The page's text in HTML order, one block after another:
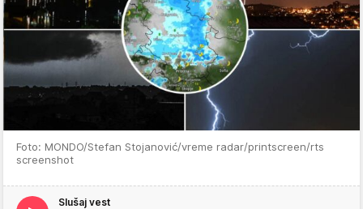
Foto: MONDO/Stefan Stojanović/vreme radar/printscreen/rts
screenshot
Slušaj vest